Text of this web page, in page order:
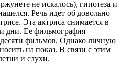
не искалось), гипотеза и
Речь идет об довольно
Эта актриса снимается в
дни. Ее фильмография
фильмов. Однако личную
на показ. В связи с этим
и слухи.